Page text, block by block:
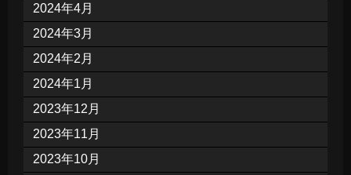
2024年4月
2024年3月
2024年2月
2024年1月
2023年12月
2023年11月
2023年10月